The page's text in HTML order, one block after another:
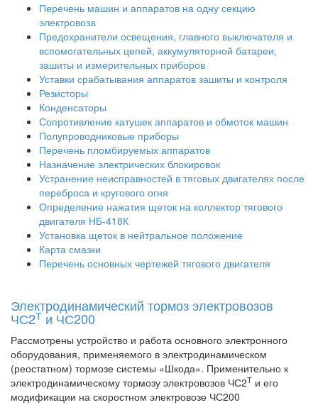
Перечень машин и аппаратов на одну секцию
электровоза
Предохранители освещения, главного выключателя и
вспомогательных цепей, аккумуляторной батареи,
зашиты и измерительных приборов
Уставки срабатывания аппаратов зашиты и контроля
Резисторы
Конденсаторы
Сопротивление катушек аппаратов и обмоток машин
Полупроводниковые приборы
Перечень пломбируемых аппаратов
Назначение электрических блокировок
Устранение неисправностей в тяговых двигателях после
переброса и кругового огня
Определение нажатия щеток на коллектор тягового
двигателя НБ-418К
Установка щеток в нейтральное положение
Карта смазки
Перечень основных чертежей тягового двигателя
Электродинамический тормоз электровозов
ЧС2Т и ЧС200
Рассмотрены устройство и работа основного электронного
оборудования, применяемого в электродинамическом
(реостатном) тормозе системы «Шкода». Применительно к
электродинамическому тормозу электровозов ЧС2Т и его
модификации на скоростном электровозе ЧС200